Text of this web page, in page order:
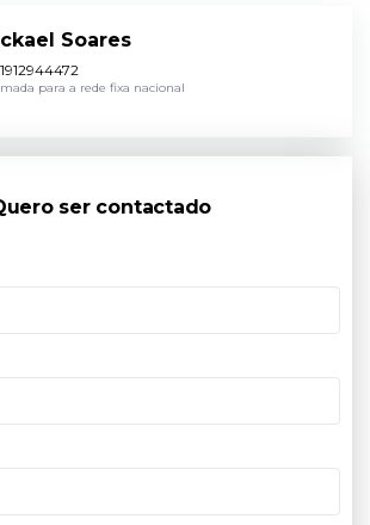
Soares
para a rede fixa nacional
ser contactado